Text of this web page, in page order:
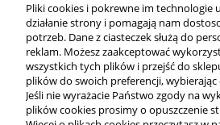
Pliki cookies i pokrewne im technologie
działanie strony i pomagają nam
potrzeb. Dane z ciasteczek służą do
reklam. Możesz zaakceptować
wszystkich tych plików i przejść do
plików do swoich preferencji,
Jeśli nie wyrażacie Państwo zgody na
plików cookies prosimy o opuszczenie